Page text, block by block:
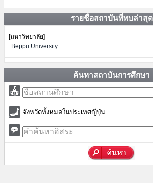
รายชื่อสถาบันที่พบล่าสุด
[มหาวิทยาลัย]
Beppu University
ค้นหาสถาบันการศึกษา
จังหวัดทั้งหมดในประเทศญี่ปุ่น